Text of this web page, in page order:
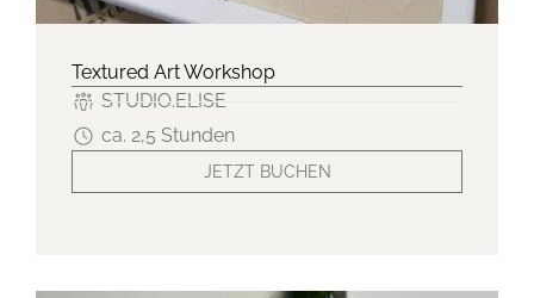
Textured Art Workshop
STUDIO.ELISE
ca. 2,5 Stunden
JETZT BUCHEN